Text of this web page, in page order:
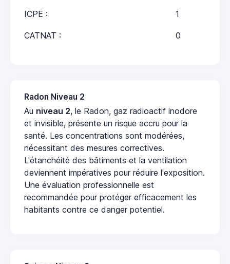
ICPE : 1
CATNAT : 0
Radon Niveau 2
Au niveau 2, le Radon, gaz radioactif inodore
et invisible, présente un risque accru pour la
santé. Les concentrations sont modérées,
nécessitant des mesures correctives.
L'étanchéité des bâtiments et la ventilation
deviennent impératives pour réduire l'exposition.
Une évaluation professionnelle est
recommandée pour protéger efficacement les
habitants contre ce danger potentiel.